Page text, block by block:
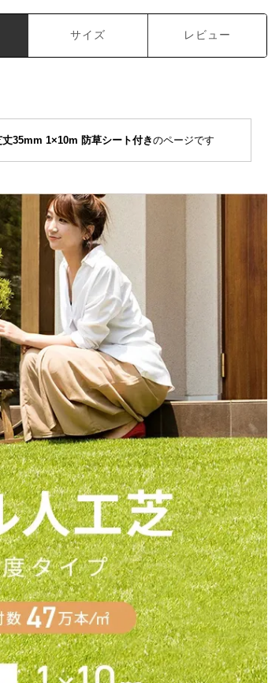
サイズ レビュー
35mm 1×10m 防草シート付きのページです